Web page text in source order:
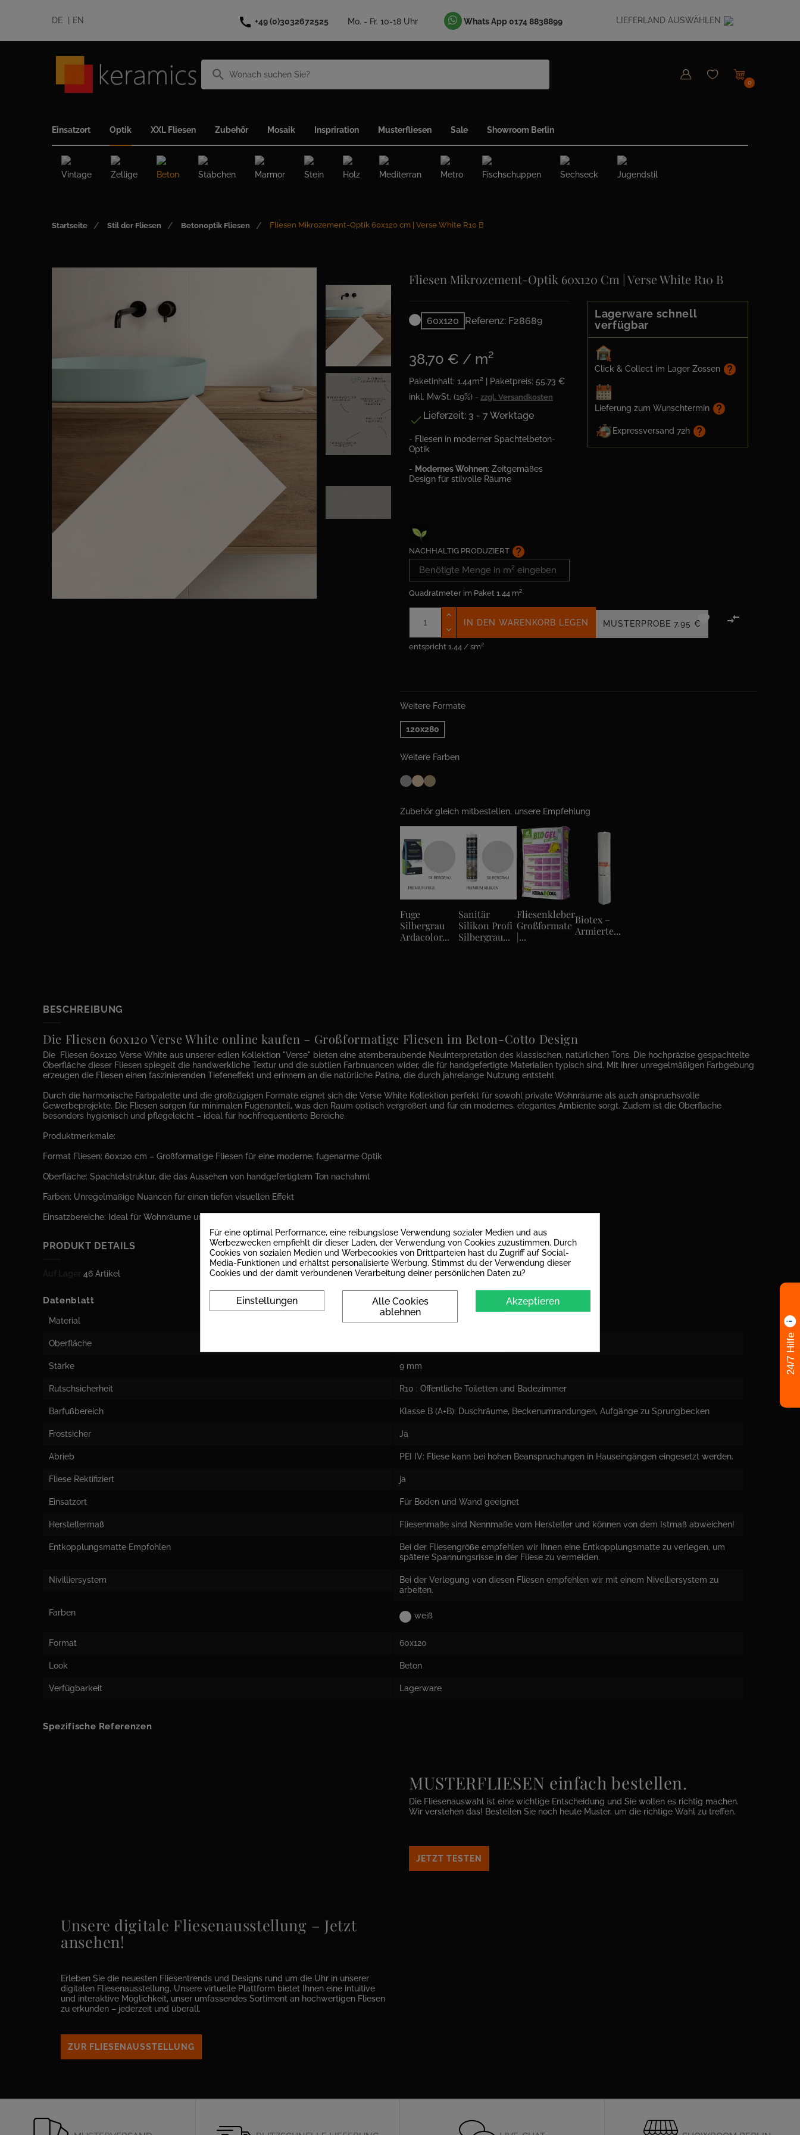
EN
DE call +49 (0)3032672525 Mo. - Fr. 10-18 Uhr Whats App 0174 8838899 LIEFERLAND AUSWÄHLEN
search
0
Einsatzort Optik XXL Fliesen Zubehör Mosaik Inspriration Musterfliesen Sale Showroom Berlin
Vintage Zellige Beton Stäbchen Marmor Stein Holz Mediterran Metro Fischschuppen Sechseck Jugendstil
Startseite Stil der Fliesen Betonoptik Fliesen Fliesen Mikrozement-Optik 60x120 cm | Verse White R10 B
Fliesen Mikrozement-Optik 60x120 Cm | Verse White R10 B
60x120 Referenz: F28689
38,70 € / m²
Paketinhalt: 1.44m² | Paketpreis: 55,73 €
inkl. MwSt. (19%)
zzgl. Versandkosten
 Lieferzeit: 3 - 7 Werktage
- Fliesen in moderner Spachtelbeton-
Optik
- Modernes Wohnen: Zeitgemäßes
Design für stilvolle Räume
NACHHALTIG PRODUZIERT help
Lagerware schnell
verfügbar
Click & Collect im Lager Zossen help
Lieferung zum Wunschtermin help
Expressversand 72h help
Quadratmeter im Paket 1.44 m²
entspricht 1.44 / sm²
IN DEN WARENKORB LEGEN  
MUSTERPROBE 7,95 €
Weitere Formate
120x280
Weitere Farben
Zubehör gleich mitbestellen, unsere Empfehlung
Fuge
Silbergrau
Ardacolor...
Sanitär
Silikon Profi
Silbergrau...
Fliesenkleber
Großformate
|...
Biotex –
Armierte...
BESCHREIBUNG
Die Fliesen 60x120 Verse White online kaufen – Großformatige Fliesen im Beton-Cotto Design
Die Fliesen 60x120 Verse White aus unserer edlen Kollektion "Verse" bieten eine atemberaubende Neuinterpretation des klassischen, natürlichen Tons. Die hochpräzise gespachtelte
Oberfläche dieser Fliesen spiegelt die handwerkliche Textur und die subtilen Farbnuancen wider, die für handgefertigte Materialien typisch sind. Mit ihrer unregelmäßigen Farbgebung
erzeugen die Fliesen einen faszinierenden Tiefeneffekt und erinnern an die natürliche Patina, die durch jahrelange Nutzung entsteht.
Durch die harmonische Farbpalette und die großzügigen Formate eignet sich die Verse White Kollektion perfekt für sowohl private Wohnräume als auch anspruchsvolle
Gewerbeprojekte. Die Fliesen sorgen für minimalen Fugenanteil, was den Raum optisch vergrößert und für ein modernes, elegantes Ambiente sorgt. Zudem ist die Oberfläche
besonders hygienisch und pflegeleicht – ideal für hochfrequentierte Bereiche.
Produktmerkmale:
Format Fliesen: 60x120 cm – Großformatige Fliesen für eine moderne, fugenarme Optik
Oberfläche: Spachtelstruktur, die das Aussehen von handgefertigtem Ton nachahmt
Farben: Unregelmäßige Nuancen für einen tiefen visuellen Effekt
Einsatzbereiche: Ideal für Wohnräume und Gewerbeprojekte, bei denen ein zeitloses und gleichzeitig organisches Design gefragt ist
PRODUKT DETAILS
46 Artikel
Datenblatt
Material Feinsteinzeug glasiert
Oberfläche
Stärke 9 mm
Rutschsicherheit R10 : Öffentliche Toiletten und Badezimmer
Barfußbereich Klasse B (A+B): Duschräume, Beckenumrandungen, Aufgänge zu Sprungbecken
Frostsicher Ja
Abrieb PEI IV: Fliese kann bei hohen Beanspruchungen in Hauseingängen eingesetzt werden.
Fliese Rektifiziert ja
Einsatzort Für Boden und Wand geeignet
Herstellermaß Fliesenmaße sind Nennmaße vom Hersteller und können von dem Istmaß abweichen!
Entkopplungsmatte Empfohlen
Bei der Fliesengröße empfehlen wir Ihnen eine Entkopplungsmatte zu verlegen, um
spätere Spannungsrisse in der Fliese zu vermeiden.
Nivilliersystem
Bei der Verlegung von diesen Fliesen empfehlen wir mit einem Nivelliersystem zu
arbeiten.
Farben weiß
Format 60x120
Look Beton
Verfügbarkeit Lagerware
Spezifische Referenzen
MUSTERFLIESEN einfach bestellen.
Die Fliesenauswahl ist eine wichtige Entscheidung und Sie wollen es richtig machen.
Wir verstehen das! Bestellen Sie noch heute Muster, um die richtige Wahl zu treffen.
JETZT TESTEN
Unsere digitale Fliesenausstellung – Jetzt
ansehen!
Erleben Sie die neuesten Fliesentrends und Designs rund um die Uhr in unserer
digitalen Fliesenausstellung. Unsere virtuelle Plattform bietet Ihnen eine intuitive
und interaktive Möglichkeit, unser umfassendes Sortiment an hochwertigen Fliesen
zu erkunden – jederzeit und überall.
ZUR FLIESENAUSSTELLUNG
Für eine optimal Performance, eine reibungslose Verwendung sozialer Medien und aus
Werbezwecken empfiehlt dir dieser Laden, der Verwendung von Cookies zuzustimmen. Durch
Cookies von sozialen Medien und Werbecookies von Drittparteien hast du Zugriff auf Social-
Media-Funktionen und erhältst personalisierte Werbung. Stimmst du der Verwendung dieser
Cookies und der damit verbundenen Verarbeitung deiner persönlichen Daten zu?
Akzeptieren
Alle Cookies
ablehnen
Einstellungen
24/7 Hilfe